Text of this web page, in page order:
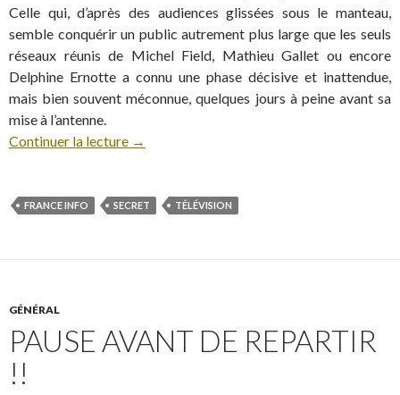
Celle qui, d’après des audiences glissées sous le manteau,
semble conquérir un public autrement plus large que les seuls
réseaux réunis de Michel Field, Mathieu Gallet ou encore
Delphine Ernotte a connu une phase décisive et inattendue,
mais bien souvent méconnue, quelques jours à peine avant sa
mise à l’antenne.
Continuer la lecture →
FRANCE INFO SECRET TÉLÉVISION
GÉNÉRAL
PAUSE AVANT DE REPARTIR
!!